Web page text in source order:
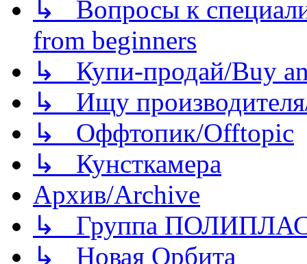
↳ Вопросы к
from beginners
↳ Купи-продай/Buy
↳ Ищу
↳ Оффтопик/Offtopic
↳ Кунсткамера
Архив/Archive
↳ Группа
↳ Новая Орбита